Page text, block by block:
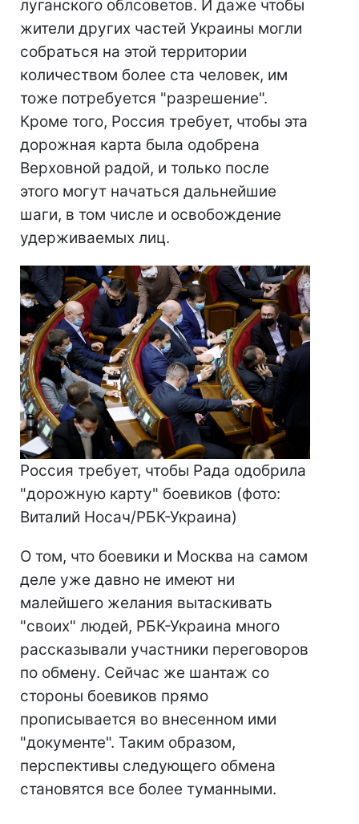
луганского облсоветов. И даже чтобы
жители других частей Украины могли
собраться на этой территории
количеством более ста человек, им
тоже потребуется "разрешение".
Кроме того, Россия требует, чтобы эта
дорожная карта была одобрена
Верховной радой, и только после
этого могут начаться дальнейшие
шаги, в том числе и освобождение
удерживаемых лиц.
Россия требует, чтобы Рада одобрила
"дорожную карту" боевиков (фото:
Виталий Носач/РБК-Украина)
О том, что боевики и Москва на самом
деле уже давно не имеют ни
малейшего желания вытаскивать
"своих" людей, РБК-Украина много
рассказывали участники переговоров
по обмену. Сейчас же шантаж со
стороны боевиков прямо
прописывается во внесенном ими
"документе". Таким образом,
перспективы следующего обмена
становятся все более туманными.